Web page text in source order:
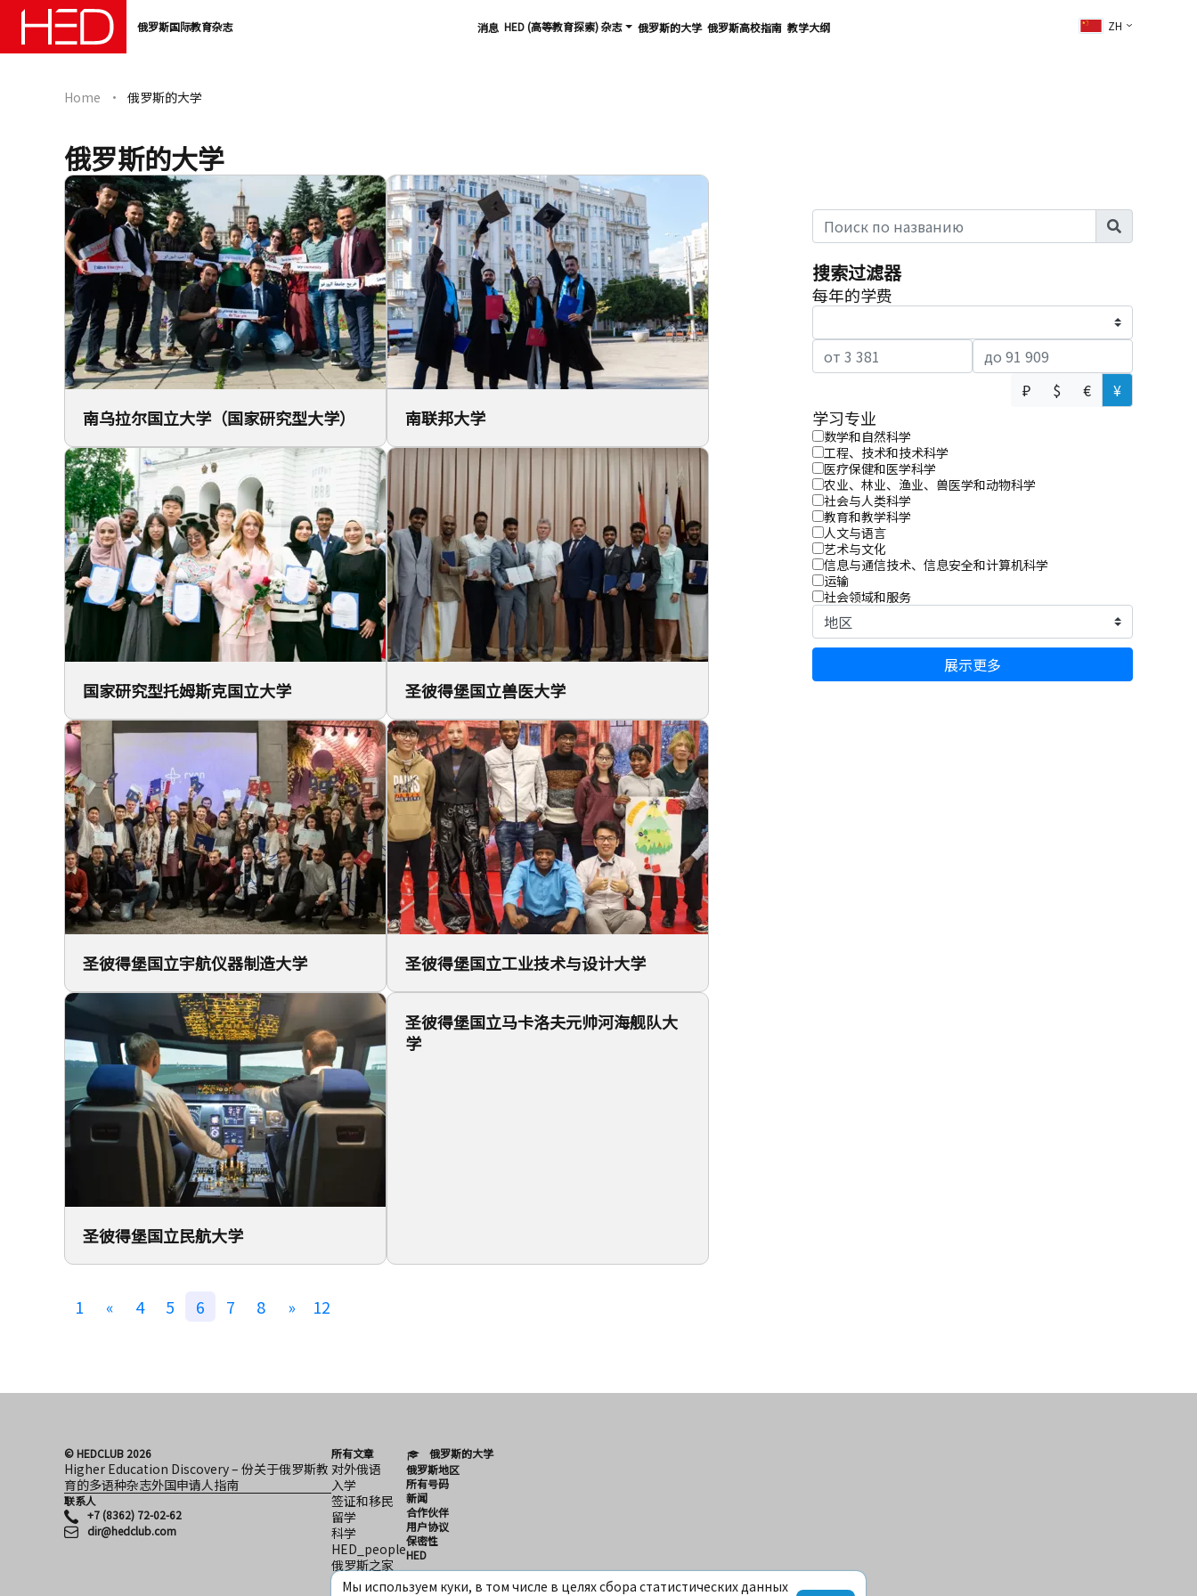
俄罗斯国际教育杂志 消息 HED (高等教育探索) 杂志 俄罗斯的大学 俄罗斯高校指南 教学大纲 ZH
Home 俄罗斯的大学
俄罗斯的大学
南乌拉尔国立大学（国家研究型大学） 南联邦大学
国家研究型托姆斯克国立大学 圣彼得堡国立兽医大学
圣彼得堡国立宇航仪器制造大学 圣彼得堡国立工业技术与设计大学
圣彼得堡国立民航大学
圣彼得堡国立马卡洛夫元帅河海舰队大
学
1 « 4 5 6 7 8 » 12
搜索过滤器
每年的学费
₽ $ € ¥
学习专业
数学和自然科学
工程、技术和技术科学
医疗保健和医学科学
农业、林业、渔业、兽医学和动物科学
社会与人类科学
教育和教学科学
人文与语言
艺术与文化
信息与通信技术、信息安全和计算机科学
运输
社会领域和服务
展示更多
© HEDCLUB 2026
Higher Education Discovery – 份关于俄罗斯教
育的多语种杂志外国申请人指南
联系人
+7 (8362) 72-02-62
dir@hedclub.com
所有文章
对外俄语
入学
签证和移民
留学
科学
HED_people
俄罗斯之家
地区
俄罗斯的大学
俄罗斯地区
所有号码
新闻
合作伙伴
用户协议
保密性
HED
Мы используем куки, в том числе в целях сбора статистических данных